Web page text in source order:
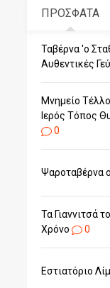
ΠΡΟΣΦΑΤΑ
Ταβέρνα 'ο
Αυθεντικές
Μνημείο
Ιερός Τόπος
0
Ψαροταβέρνα
Τα Γιαννιτσά
Χρόνο
0
Εστιατόριο